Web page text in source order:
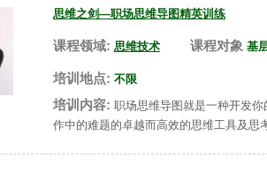
思维之剑—职场思维导图精英训练
课程领域: 思维技术 课程对象 基
培训地点: 不限
培训内容: 职场思维导图就是一种开发
作中的难题的卓越而高效的思维工具及思